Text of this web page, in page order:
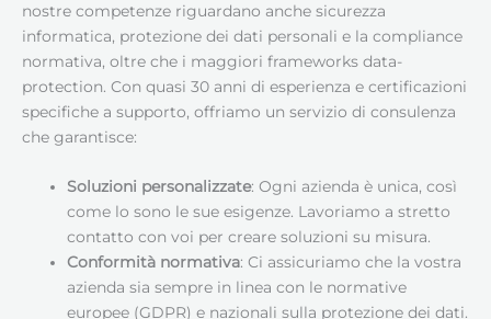
nostre competenze riguardano anche sicurezza
informatica, protezione dei dati personali e la compliance
normativa, oltre che i maggiori frameworks data-
protection. Con quasi 30 anni di esperienza e certificazioni
specifiche a supporto, offriamo un servizio di consulenza
che garantisce:
Soluzioni personalizzate: Ogni azienda è unica, così
come lo sono le sue esigenze. Lavoriamo a stretto
contatto con voi per creare soluzioni su misura.
Conformità normativa: Ci assicuriamo che la vostra
azienda sia sempre in linea con le normative
europee (GDPR) e nazionali sulla protezione dei dati.